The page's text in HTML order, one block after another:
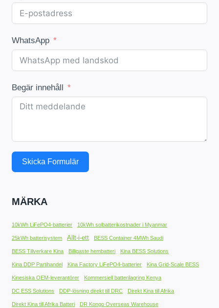
WhatsApp
Begär innehåll
Skicka Formulär
MÄRKA
10kWh LiFePO4-batterier 10kWh solbatterikostnader i Myanmar
25kWh batterisystem Allt-i-ett BESS Container 4MWh Saudi
BESS Tillverkare Kina Billigaste hembatteri Kina BESS Solutions
Kina DDP Partihandel Kina Factory LiFePO4-batterier Kina Grid-Scale BESS
Kinesiska OEM-leverantörer Kommersiell batterilagring Kenya
DC ESS Solutions DDP-lösning direkt till DRC Direkt Kina till Afrika
Direkt Kina till Afrika Batteri DR Kongo Overseas Warehouse